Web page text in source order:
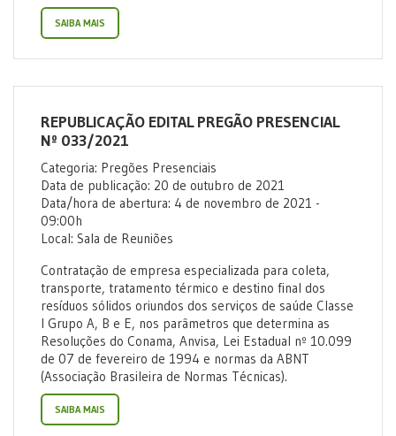
SAIBA MAIS
REPUBLICAÇÃO EDITAL PREGÃO PRESENCIAL
Nº 033/2021
Categoria: Pregões Presenciais
Data de publicação: 20 de outubro de 2021
Data/hora de abertura: 4 de novembro de 2021 -
09:00h
Local: Sala de Reuniões
Contratação de empresa especializada para coleta,
transporte, tratamento térmico e destino final dos
resíduos sólidos oriundos dos serviços de saúde Classe
I Grupo A, B e E, nos parâmetros que determina as
Resoluções do Conama, Anvisa, Lei Estadual nº 10.099
de 07 de fevereiro de 1994 e normas da ABNT
(Associação Brasileira de Normas Técnicas).
SAIBA MAIS